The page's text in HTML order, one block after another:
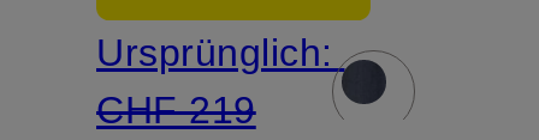
Ursprünglich:
CHF 219